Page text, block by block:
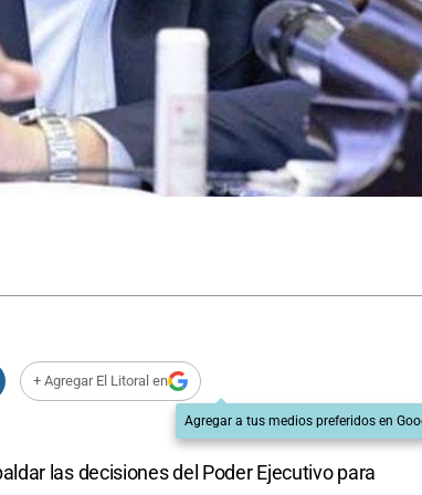
+ Agregar El Litoral en
Agregar a tus medios preferidos en
las decisiones del Poder Ejecutivo para